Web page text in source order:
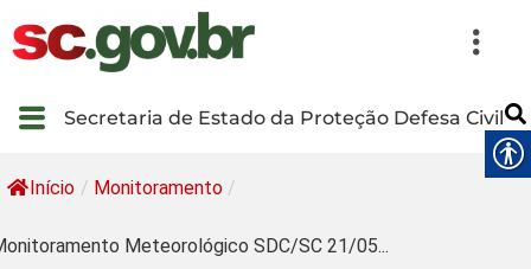
Secretaria de Estado da Proteção Defesa Civil
Início / Monitoramento /
Meteorológico SDC/SC 21/05...